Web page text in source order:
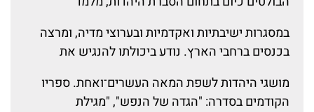
במסגרות ישיבתיות ואקדמיות ובערוצי מדיה, ומרצה
בכנסים ברחבי הארץ. נודע ביכולתו להנגיש את
מושגי היהדות לשפת המאה העשרים־ואחת. ספריו
הקודמים בסדרה: "הגדה של הנפש", "מגילת